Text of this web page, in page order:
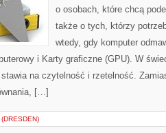
o osobach, które chcą
także o tych, którzy
wtedy, gdy komputer
i Karty graficzne (GPU). W
na czytelność i rzetelność.
[…]